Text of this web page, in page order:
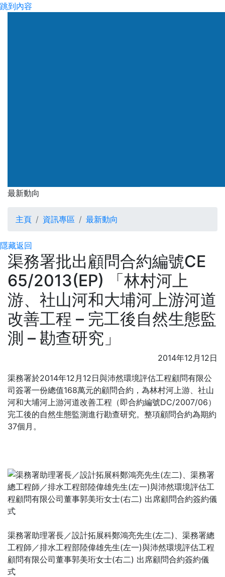
跳到內容
最新動向
最新動向
主頁 資訊專區 最新動向
隱藏返回
渠務署批出顧問合約編號CE
65/2013(EP) 「林村河上
游、社山河和大埔河上游河道
改善工程 – 完工後自然生態監
測 – 勘查研究」
2014年12月12日
渠務署於2014年12月12日與沛然環境評估工程顧問有限公
司簽署一份總值168萬元的顧問合約，為林村河上游、社山
河和大埔河上游河道改善工程（即合約編號DC/2007/06）
完工後的自然生態監測進行勘查研究。整項顧問合約為期約
37個月。
渠務署助理署長／設計拓展科鄭鴻亮先生(左二)、渠務署總
工程師／排水工程部陸偉雄先生(左一)與沛然環境評估工程
顧問有限公司董事郭美珩女士(右二) 出席顧問合約簽約儀
式